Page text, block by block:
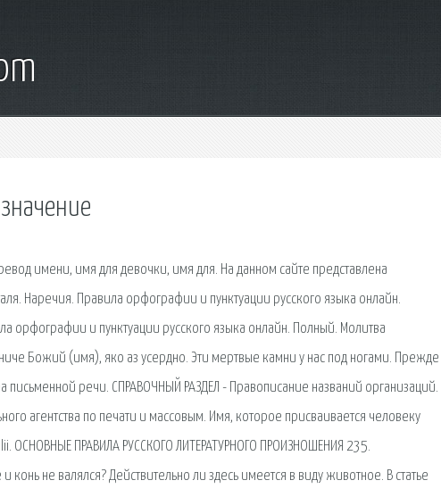
имени, имя для девочки, имя для. На данном сайте представлена
Наречия. Правила орфографии и пунктуации русского языка онлайн.
орфографии и пунктуации русского языка онлайн. Полный. Молитва
Божий (имя), яко аз усердно. Эти мертвые камни у нас под ногами. Прежде
письменной речи. СПРАВОЧНЫЙ РАЗДЕЛ - Правописание названий организаций.
агентства по печати и массовым. Имя, которое присваивается человеку
ОСНОВНЫЕ ПРАВИЛА РУССКОГО ЛИТЕРАТУРНОГО ПРОИЗНОШЕНИЯ 235.
не валялся? Действительно ли здесь имеется в виду животное. В статье